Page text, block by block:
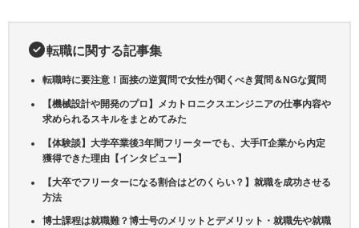
転職に関する記事集
転職時に要注意！面接の逆質問で女性が聞くべき質問＆NGな質問
【機械設計や開発のプロ】メカトロニクスエンジニアの仕事内容や
求められるスキルをまとめてみた
【体験談】大学卒業後3年間フリーターでも、大手IT企業から内定
獲得できた理由【インタビュー】
【大卒でフリーターになる割合はどのくらい？】就職を成功させる
方法
博士課程は就職難？博士号のメリットとデメリット・就職先や就職